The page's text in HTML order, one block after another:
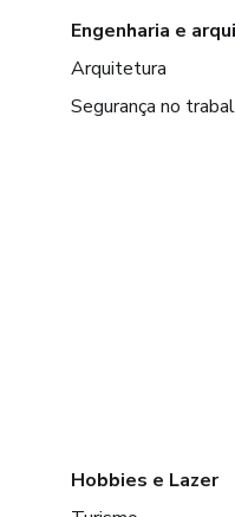
Engenharia e
Arquitetura
Segurança no
Hobbies e Lazer